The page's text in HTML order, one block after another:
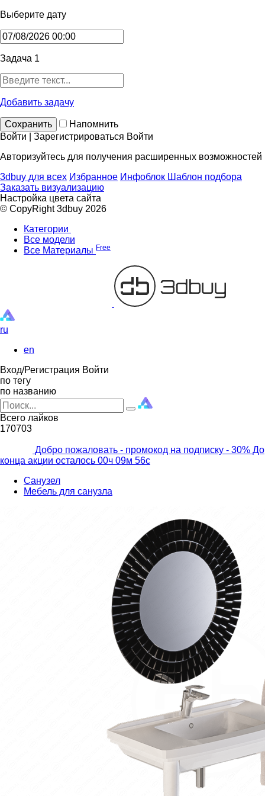
Выберите дату
Задача 1
Добавить задачу
Сохранить
Напомнить
Войти | Зарегистрироваться Войти
Авторизуйтесь для получения расширенных возможностей
3dbuy для всех Избранное Инфоблок Шаблон подбора
Заказать визуализацию
Настройка цвета сайта
© CopyRight 3dbuy 2026
Категории
Все модели
Все Материалы Free
ru
en
Вход/Регистрация Войти
по тегу
по названию
Всего лайков
170703
Добро пожаловать - промокод на подписку - 30% До
конца акции осталось 00ч 09м 55с
Санузел
Мебель для санузла